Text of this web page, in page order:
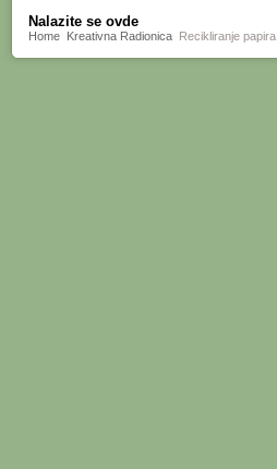
Nalazite se ovde
Home Kreativna Radionica Recikliranje papira